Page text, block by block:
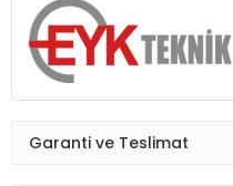
Garanti ve Teslimat